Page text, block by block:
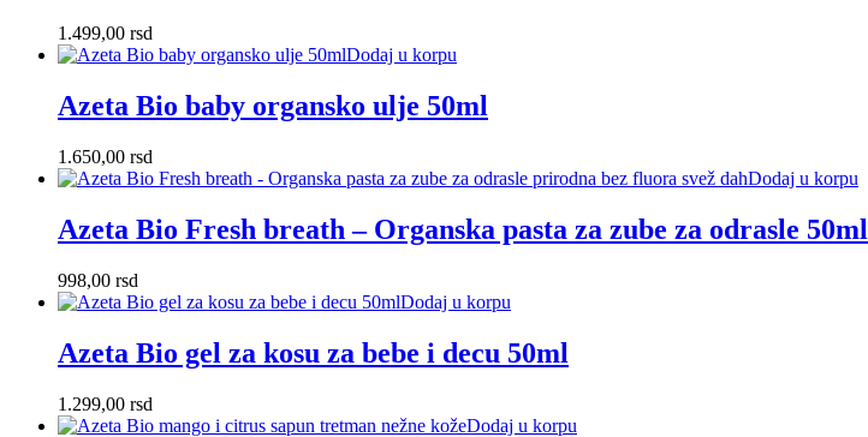
1.499,00 rsd
Dodaj u korpu
Azeta Bio baby organsko ulje 50ml
1.650,00 rsd
Dodaj u korpu
Azeta Bio Fresh breath – Organska pasta za zube za odrasle 50ml
998,00 rsd
Dodaj u korpu
Azeta Bio gel za kosu za bebe i decu 50ml
1.299,00 rsd
Dodaj u korpu